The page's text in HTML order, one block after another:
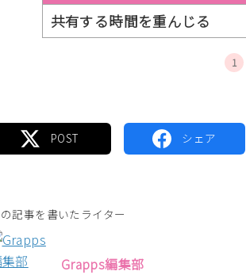
共有する時間を重んじる
1
記事を書いたライター
Grapps編集部